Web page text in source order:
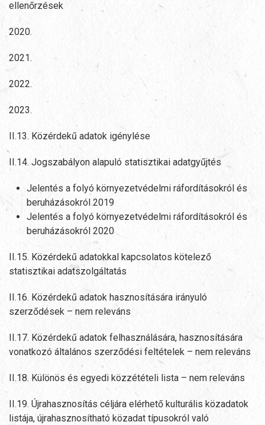
ellenőrzések
2020.
2021.
2022.
2023.
II.13. Közérdekű adatok igénylése
II.14. Jogszabályon alapuló statisztikai adatgyűjtés
Jelentés a folyó környezetvédelmi ráfordításokról és
beruházásokról 2019
Jelentés a folyó környezetvédelmi ráfordításokról és
beruházásokról 2020
II.15. Közérdekű adatokkal kapcsolatos kötelező
statisztikai adatszolgáltatás
II.16. Közérdekű adatok hasznosítására irányuló
szerződések – nem releváns
II.17. Közérdekű adatok felhasználására, hasznosítására
vonatkozó általános szerződési feltételek – nem releváns
II.18. Különös és egyedi közzétételi lista – nem releváns
II.19. Újrahasznosítás céljára elérhető kulturális közadatok
listája, újrahasznosítható közadat típusokról való